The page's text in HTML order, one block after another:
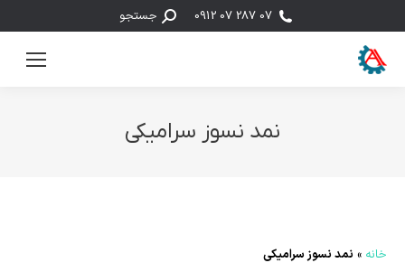
07 287 07 0912 جستجو:جستجو
نمد نسوز سرامیکی
خانه » نمد نسوز سرامیکی